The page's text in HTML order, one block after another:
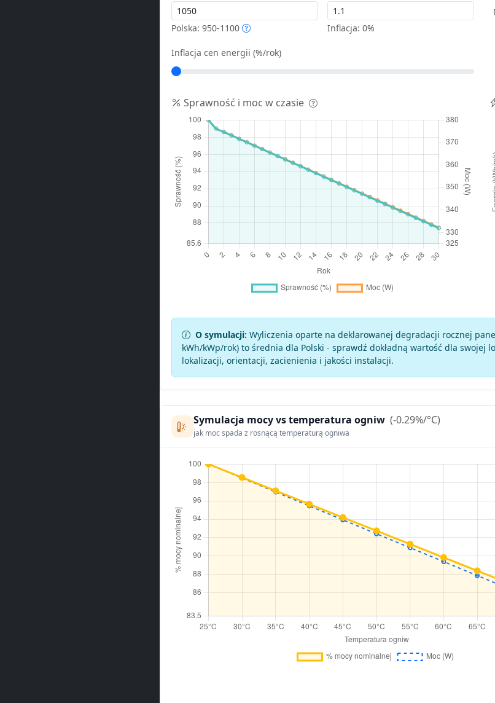
Polska: 950-1100 Inflacja:0%
Inflacja cen energii (%/rok)
Sprawność i moc w czasie
O symulacji: Wyliczenia oparte na deklarowanej degradacji rocznej
kWh/kWp/rok) to średnia dla Polski - sprawdź dokładną wartość dla swojej
lokalizacji, orientacji, zacienienia i jakości instalacji.
Symulacja mocy vs temperatura ogniw (-0.29%/°C)
jak moc spada z rosnącą temperaturą ogniwa